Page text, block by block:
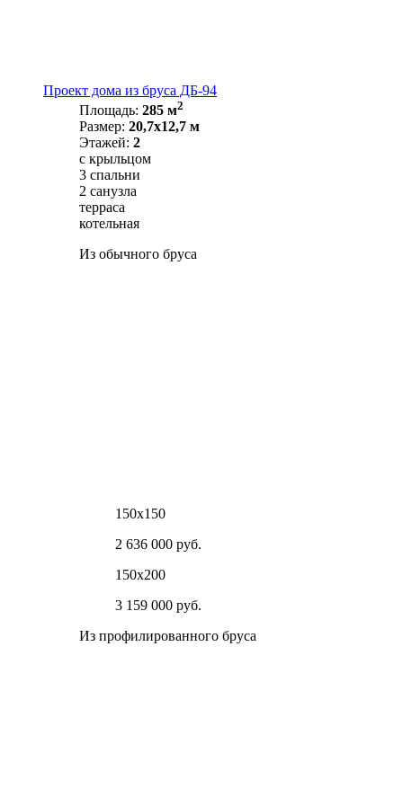
Проект дома из бруса ДБ-94
Площадь: 285 м2
Размер: 20,7х12,7 м
Этажей: 2
с крыльцом
3 спальни
2 санузла
терраса
котельная
Из обычного бруса
150х150
2 636 000 руб.
150х200
3 159 000 руб.
Из профилированного бруса